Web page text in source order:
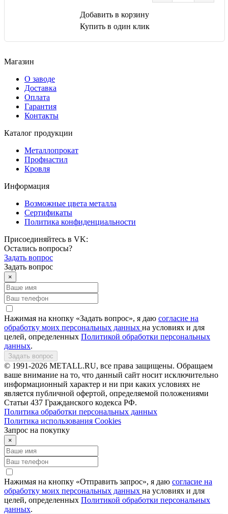
Добавить в корзину
Купить в один клик
Магазин
О заводе
Доставка
Оплата
Гарантия
Контакты
Каталог продукции
Металлопрокат
Профнастил
Кровля
Информация
Возможные цвета металла
Сертификаты
Политика конфиденциальности
Присоединяйтесь в VK:
Остались вопросы?
Задать вопрос
Задать вопрос
×
Нажимая на кнопку «Задать вопрос», я даю согласие на
обработку моих персональных данных на условиях и для
целей, определенных Политикой обработки персональных
данных.
Задать вопрос
© 1991-2026 METALL.RU, все права защищены. Обращаем
ваше внимание на то, что данный сайт носит исключительно
информационный характер и ни при каких условиях не
является публичной офертой, определяемой положениями
Статьи 437 Гражданского кодекса РФ.
Политика обработки персональных данных
Политика использования Сookies
Запрос на покупку
×
Нажимая на кнопку «Отправить запрос», я даю согласие на
обработку моих персональных данных на условиях и для
целей, определенных Политикой обработки персональных
данных.